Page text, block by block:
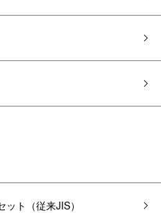
ット （従来JIS）